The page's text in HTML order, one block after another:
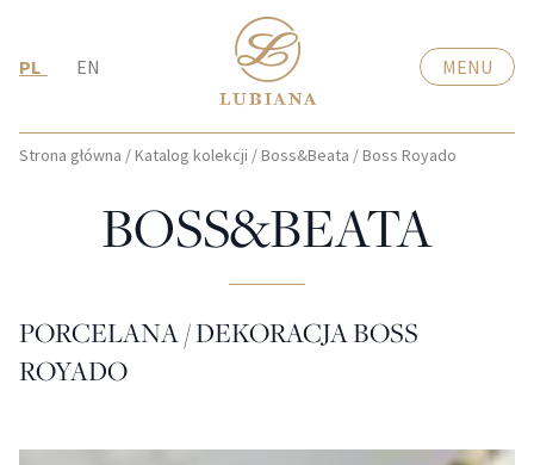
PL EN MENU
Strona główna /Katalog kolekcji /Boss&Beata /Boss Royado
BOSS&BEATA
PORCELANA / DEKORACJA BOSS
ROYADO